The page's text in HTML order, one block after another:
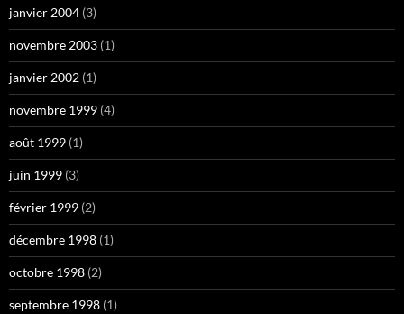
janvier 2004 (3)
novembre 2003 (1)
janvier 2002 (1)
novembre 1999 (4)
août 1999 (1)
juin 1999 (3)
février 1999 (2)
décembre 1998 (1)
octobre 1998 (2)
septembre 1998 (1)